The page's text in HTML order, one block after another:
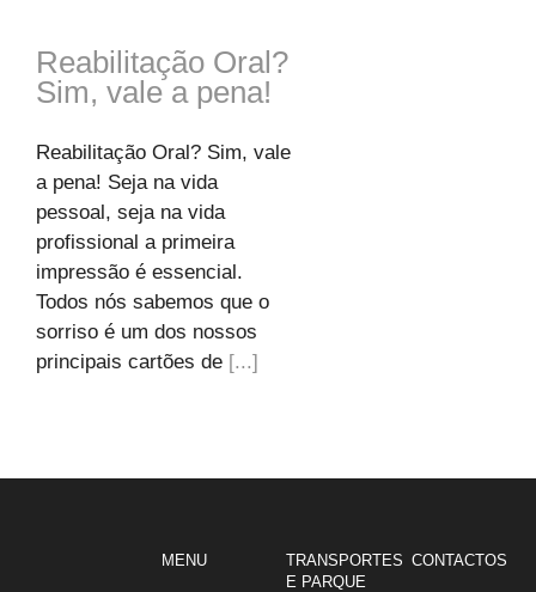
Reabilitação Oral?
Sim, vale a pena!
Reabilitação Oral? Sim, vale
a pena! Seja na vida
pessoal, seja na vida
profissional a primeira
impressão é essencial.
Todos nós sabemos que o
sorriso é um dos nossos
principais cartões de [...]
MENU
TRANSPORTES
E PARQUE
CONTACTOS